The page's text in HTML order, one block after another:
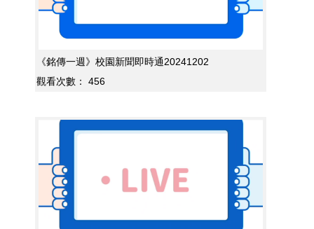
《銘傳一週》校園新聞即時通20241202
觀看次數：
456